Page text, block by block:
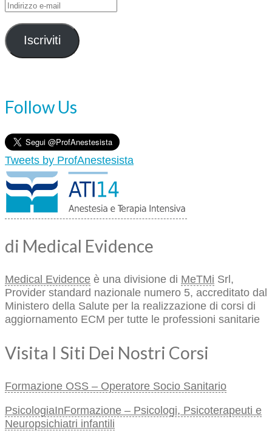
Indirizzo
mail
Iscriviti
Follow Us
Tweets by ProfAnestesista
di Medical Evidence
Medical Evidence è una divisione di MeTMi Srl,
Provider standard nazionale numero 5, accreditato dal
Ministero della Salute per la realizzazione di corsi di
aggiornamento ECM per tutte le professioni sanitarie
Visita I Siti Dei Nostri Corsi
Formazione OSS – Operatore Socio Sanitario
PsicologiaInFormazione – Psicologi, Psicoterapeuti e
Neuropsichiatri infantili